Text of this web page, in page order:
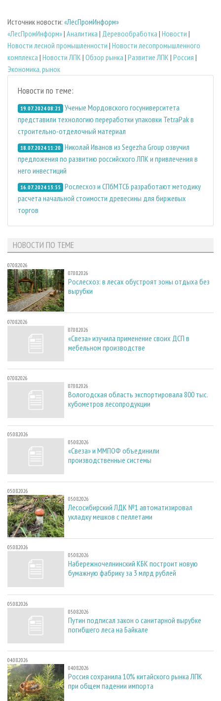
Источник новости: «ЛесПромИнформ»
«ЛесПромИнформ»| Аналитика | Деревообработка | Новости |
Новости лесной промышленности | Новости лесопромышленного
комплекса | Новости ЛПК | Обзор рынка | Развитие ЛПК | Россия |
Экономика, рынок
Новости по теме:
19.07.2024 08:21 Ученые Мордовского госуниверситета
представили технологию переработки упаковки TetraPak в
строительно-отделочный материал
18.07.2024 11:20 Николай Иванов из Segezha Group озвучил
предложения по развитию российского ЛПК и привлечения в
него инвестиций
16.07.2024 13:55 Рослесхоз и СПбМТСБ разработают методику
расчета начальной стоимости древесины для биржевых
торгов
НОВОСТИ ПО ТЕМЕ
07.08.2026
07.08.2026
Рослесхоз: в лесах обустроят зоны отдыха без
вырубки
07.08.2026
07.08.2026
«Свеза» изучила применение своих ДСП в
мебельном производстве
07.08.2026
07.08.2026
Вологодская область экспортировала 800 тыс.
кубометров лесопродукции
05.08.2026
05.08.2026
«Свеза» и ММПОФ объединили
производственные системы
05.08.2026
05.08.2026
Лесосибирский ЛДК №1 автоматизировал
укладку мешков с пеллетами
05.08.2026
05.08.2026
Набережночелнинский КБК построит новую
бумажную фабрику за 3 млрд рублей
05.08.2026
05.08.2026
Путин подписал закон о санитарной вырубке
погибшего леса на Байкале
04.08.2026
04.08.2026
Россия сохранила 10% китайского рынка ЛПК
при общем падении импорта